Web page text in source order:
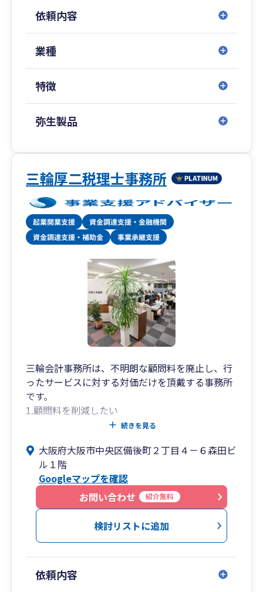
依頼内容
業種
特徴
弥生製品
三輪厚二税理士事務所
三輪会計事務所は、不明朗な顧問料を廃止し、行
ったサービスに対する対価だけを頂戴する事務所
です。
1.顧問料を削減したい
2.毎月何もしてもらっていないのに顧問料の支払
3.決算書を詳しく説明して欲しい
という経営者の悩みを解決いたします。
続きを見る
大阪府大阪市中央区備後町２丁目４－６森田ビ
ル１階
Googleマップを確認
お問い合わせ
紹介無料
検討リストに追加
依頼内容